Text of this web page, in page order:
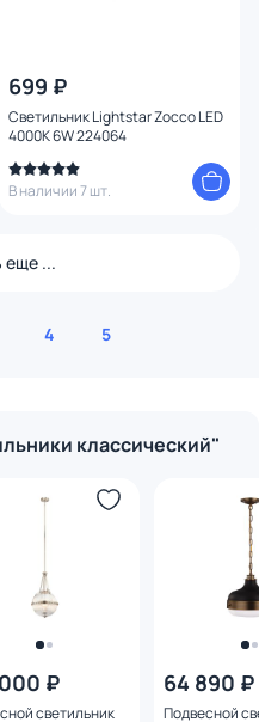
699 ₽
Светильник Lightstar Zocco LED
4000K 6W 224064
В наличии 7 шт.
еще ...
4 5
классический"
₽
светильник
64 890 ₽
Подвесной